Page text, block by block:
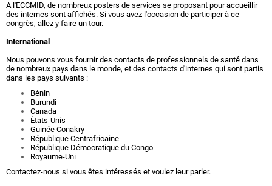
A l'ECCMID, de nombreux posters de services se proposant pour accueillir
des internes sont affichés. Si vous avez l'occasion de participer à ce
congrès, allez y faire un tour.
International
Nous pouvons vous fournir des contacts de professionnels de santé dans
de nombreux pays dans le monde, et des contacts d'internes qui sont partis
dans les pays suivants :
Bénin
Burundi
Canada
États-Unis
Guinée Conakry
République Centrafricaine
République Démocratique du Congo
Royaume-Uni
Contactez-nous si vous êtes intéressés et voulez leur parler.